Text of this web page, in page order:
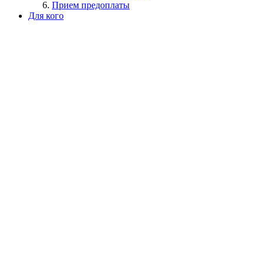
Прием предоплаты
Для кого